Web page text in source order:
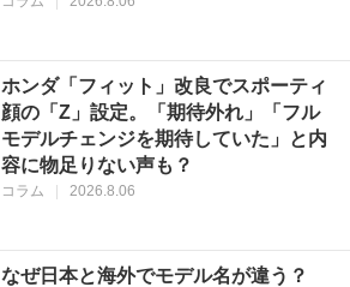
ホンダ「フィット」改良でスポーティ
顔の「Z」設定。「期待外れ」「フル
モデルチェンジを期待していた」と内
容に物足りない声も？
コラム | 2026.8.06
なぜ日本と海外でモデル名が違う？